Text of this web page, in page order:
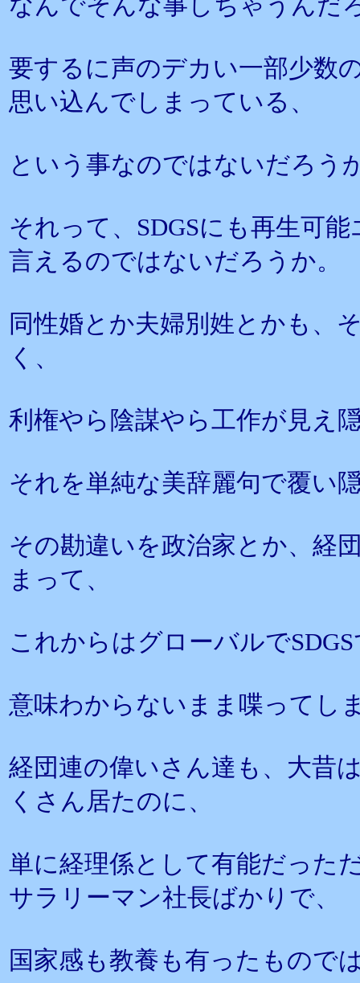
要するに声のデカい一部少数
思い込んでしまっている、
という事なのではないだろう
それって、SDGSにも再生可
言えるのではないだろうか。
同性婚とか夫婦別姓とかも、
く、
利権やら陰謀やら工作が見え
それを単純な美辞麗句で覆い
その勘違いを政治家とか、経
まって、
これからはグローバルで
意味わからないまま喋ってし
経団連の偉いさん達も、大昔
くさん居たのに、
単に経理係として有能だった
サラリーマン社長ばかりで、
国家感も教養も有ったもので